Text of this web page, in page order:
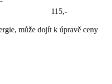
115,-
může dojít k úpravě ceny